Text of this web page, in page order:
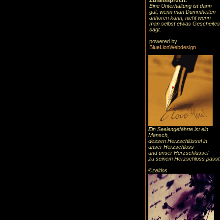
Eine Unterhaltung ist dann
gut, wenn man Dummheiten
anhören kann, nicht wenn
man selbst etwas Gescheites
sagt.
powered by
BlueLionWebdesign
Ein Seelengefährte ist ein
Mensch,
dessen Herzschlüssel in
unser Herzschloss
und unser Herzschlüssel
zu seinem Herzschloss
©zeitlos